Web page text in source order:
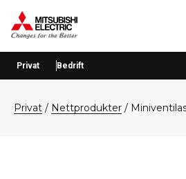
Hopp
menyen
Hopp
Hopp
Privat Bedrift
privat / Nettprodukter /